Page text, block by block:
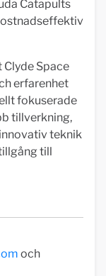
Catapults
Space
erfarenhet
fokuserade
tillverkning,
teknik
till
och